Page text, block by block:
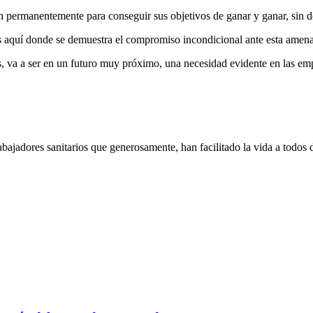
para conseguir sus objetivos de ganar y ganar,
donde se demuestra el compromiso incondicional ante esta
a ser en un futuro muy próximo, una necesidad evidente en las
sanitarios que generosamente, han facilitado la vida a todos